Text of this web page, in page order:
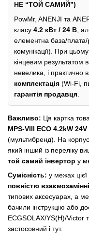
НЕ “ТОЙ САМИЙ”)
PowMr, ANENJI та
класу 4.2 кВт / 24 В ,
елементна база/плата/
комунікації). При цьому
кінцевим результатом
невелика, і практично
комплектація (Wi-Fi,
гарантія продавця
Важливо: Ця картка
MPS-VIII ECO 4.2kW
(мультибренд). На
який інший із переліку
той самий інвертор у
Сумісність: у межах
повністю взаємозамінні
типових аксесуарах, а
бачили інструкцію або
ECGSOLAX/YS(H)/Victor
застосовний і тут.